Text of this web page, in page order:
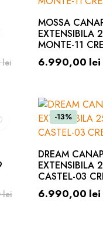
lei
MOSSA
EXTENSIBILA
MONTE-11
6.990,00 lei
lei
-13%
DREAM
EXTENSIBILA
CASTEL-03
6.990,00 lei